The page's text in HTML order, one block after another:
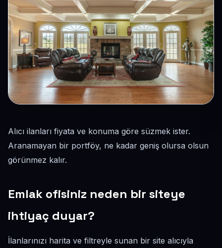
Alıcı ilanları fiyata ve konuma göre süzmek ister.
Aranamayan bir portföy, ne kadar geniş olursa olsun
görünmez kalır.
Emlak ofisiniz neden bir siteye
ihtiyaç duyar?
İlanlarınızı harita ve filtreyle sunan bir site alıcıyla